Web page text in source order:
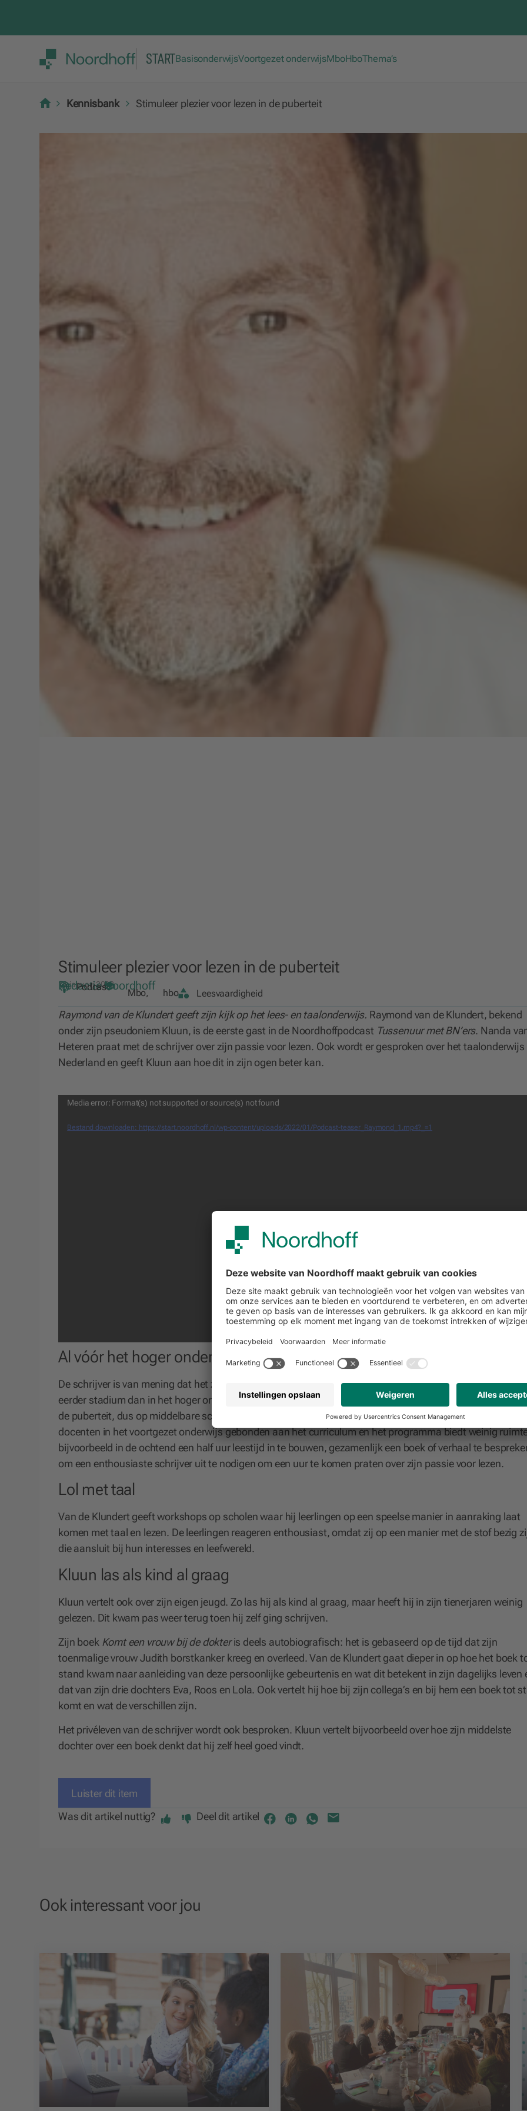
STARTBasisonderwijsVoortgezet onderwijsMboHboThema’s
Kennisbank Stimuleer plezier voor lezen in de puberteit
Stimuleer plezier voor lezen in de puberteit
11 januari 2022
Redactie Noordhoff
Podcast
Mbo, hbo Leesvaardigheid
Raymond van de Klundert geeft zijn kijk op het lees- en taalonderwijs. Raymond van de Klundert, bekend
onder zijn pseudoniem Kluun, is de eerste gast in de Noordhoffpodcast Tussenuur met BN’ers. Nanda
Heteren praat met de schrijver over zijn passie voor lezen. Ook wordt er gesproken over het taalonderwijs
Nederland en geeft Kluun aan hoe dit in zijn ogen beter kan.
Videospeler
Media error: Format(s) not supported or source(s) not found
Bestand downloaden: https://start.noordhoff.nl/wp-content/uploads/2022/01/Podcast-teaser_Raymond_1.mp4?_=1
Al vóór het hoger onderwijs
De schrijver is van mening dat het zaadje om plezier te hebben in lezen en het omgaan met taal al in een
eerder stadium dan in het hoger onderwijs moet worden geplant. Zelf pleit hij ervoor dat dat het beste
de puberteit, dus op middelbare scholen. Dan moet het schoolsysteem wel op de schop. Op dit moment
docenten in het voortgezet onderwijs gebonden aan het curriculum en het programma biedt weinig
bijvoorbeeld in de ochtend een half uur leestijd in te bouwen, gezamenlijk een boek of verhaal te
om een enthousiaste schrijver uit te nodigen om een uur te komen praten over zijn passie voor lezen.
Lol met taal
Van de Klundert geeft workshops op scholen waar hij leerlingen op een speelse manier in aanraking laat
komen met taal en lezen. De leerlingen reageren enthousiast, omdat zij op een manier met de stof bezig
die aansluit bij hun interesses en leefwereld.
Kluun las als kind al graag
Kluun vertelt ook over zijn eigen jeugd. Zo las hij als kind al graag, maar heeft hij in zijn tienerjaren weinig
gelezen. Dit kwam pas weer terug toen hij zelf ging schrijven.
Zijn boek Komt een vrouw bij de dokteris deels autobiografisch: het is gebaseerd op de tijd dat zijn
toenmalige vrouw Judith borstkanker kreeg en overleed. Van de Klundert gaat dieper in op hoe het boek
stand kwam naar aanleiding van deze persoonlijke gebeurtenis en wat dit betekent in zijn dagelijks leven
dat van zijn drie dochters Eva, Roos en Lola. Ook vertelt hij hoe bij zijn collega’s en bij hem een boek tot
komt en wat de verschillen zijn.
Het privéleven van de schrijver wordt ook besproken. Kluun vertelt bijvoorbeeld over hoe zijn middelste
dochter over een boek denkt dat hij zelf heel goed vindt.
Luister dit item
Was dit artikel nuttig?
Deel dit artikel
Ook interessant voor jou